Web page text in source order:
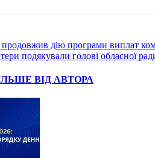
дію програми виплат
подякували голові обласної
ВІД АВТОРА